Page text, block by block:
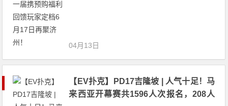
04月13日
【EV扑克】PD17吉隆坡 | 人气十足！马
来西亚开幕赛共1596人次报名，208人